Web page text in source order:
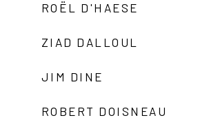
ROËL D'HAESE
ZIAD DALLOUL
JIM DINE
ROBERT DOISNEAU